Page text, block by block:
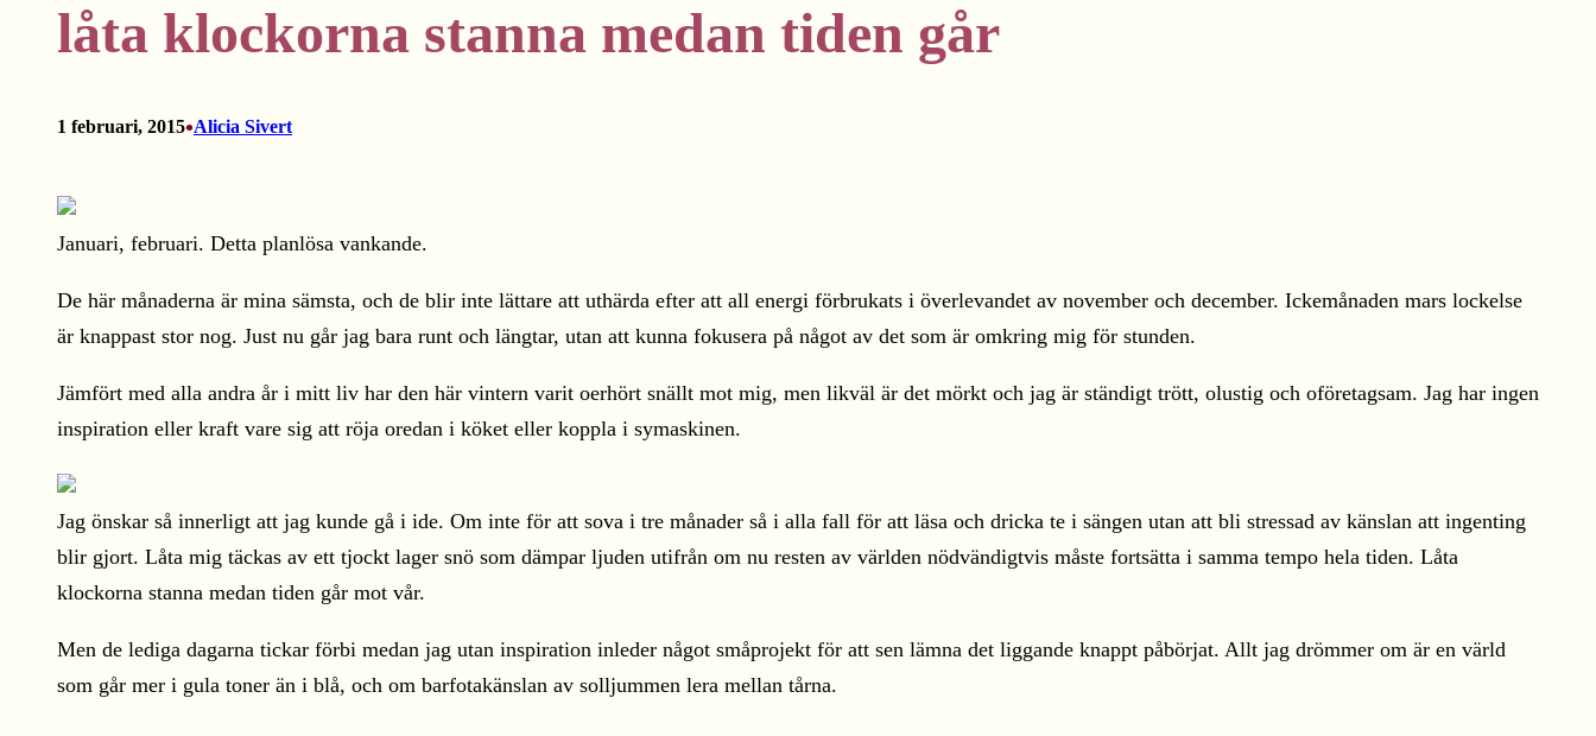
låta klockorna stanna medan tiden går
1 februari, 2015•Alicia Sivert
Januari, februari. Detta planlösa vankande.
De här månaderna är mina sämsta, och de blir inte lättare att uthärda efter att all energi förbrukats i överlevandet av november och december. Ickemånaden mars lockelse
är knappast stor nog. Just nu går jag bara runt och längtar, utan att kunna fokusera på något av det som är omkring mig för stunden.
Jämfört med alla andra år i mitt liv har den här vintern varit oerhört snällt mot mig, men likväl är det mörkt och jag är ständigt trött, olustig och oföretagsam. Jag har ingen
inspiration eller kraft vare sig att röja oredan i köket eller koppla i symaskinen.
Jag önskar så innerligt att jag kunde gå i ide. Om inte för att sova i tre månader så i alla fall för att läsa och dricka te i sängen utan att bli stressad av känslan att ingenting
blir gjort. Låta mig täckas av ett tjockt lager snö som dämpar ljuden utifrån om nu resten av världen nödvändigtvis måste fortsätta i samma tempo hela tiden. Låta
klockorna stanna medan tiden går mot vår.
Men de lediga dagarna tickar förbi medan jag utan inspiration inleder något småprojekt för att sen lämna det liggande knappt påbörjat. Allt jag drömmer om är en värld
som går mer i gula toner än i blå, och om barfotakänslan av solljummen lera mellan tårna.